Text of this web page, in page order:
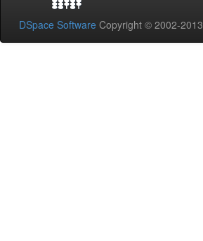
DSpace Software Copyright © 2002-2013